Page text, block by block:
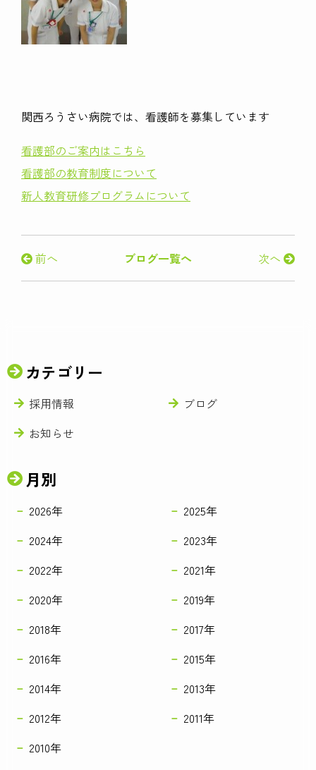
関西ろうさい病院では、看護師を募集しています
看護部のご案内はこちら
看護部の教育制度について
新人教育研修プログラムについて
前へ 次へ
ブログ一覧へ
カテゴリー
採用情報
ブログ
お知らせ
月別
2026年
2025年
2024年
2023年
2022年
2021年
2020年
2019年
2018年
2017年
2016年
2015年
2014年
2013年
2012年
2011年
2010年